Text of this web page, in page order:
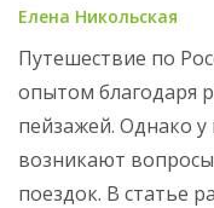
Елена Никольская
Путешествие по
опытом благодаря
пейзажей. Однако
возникают
поездок. В статье